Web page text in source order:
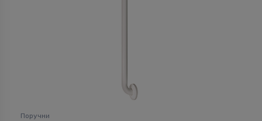
Поручни